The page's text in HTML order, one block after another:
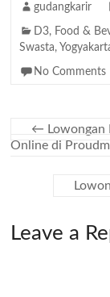
gudangkarir
D3, Food &
Swasta,
No Comments
← Lowongan
Online di
Leave a